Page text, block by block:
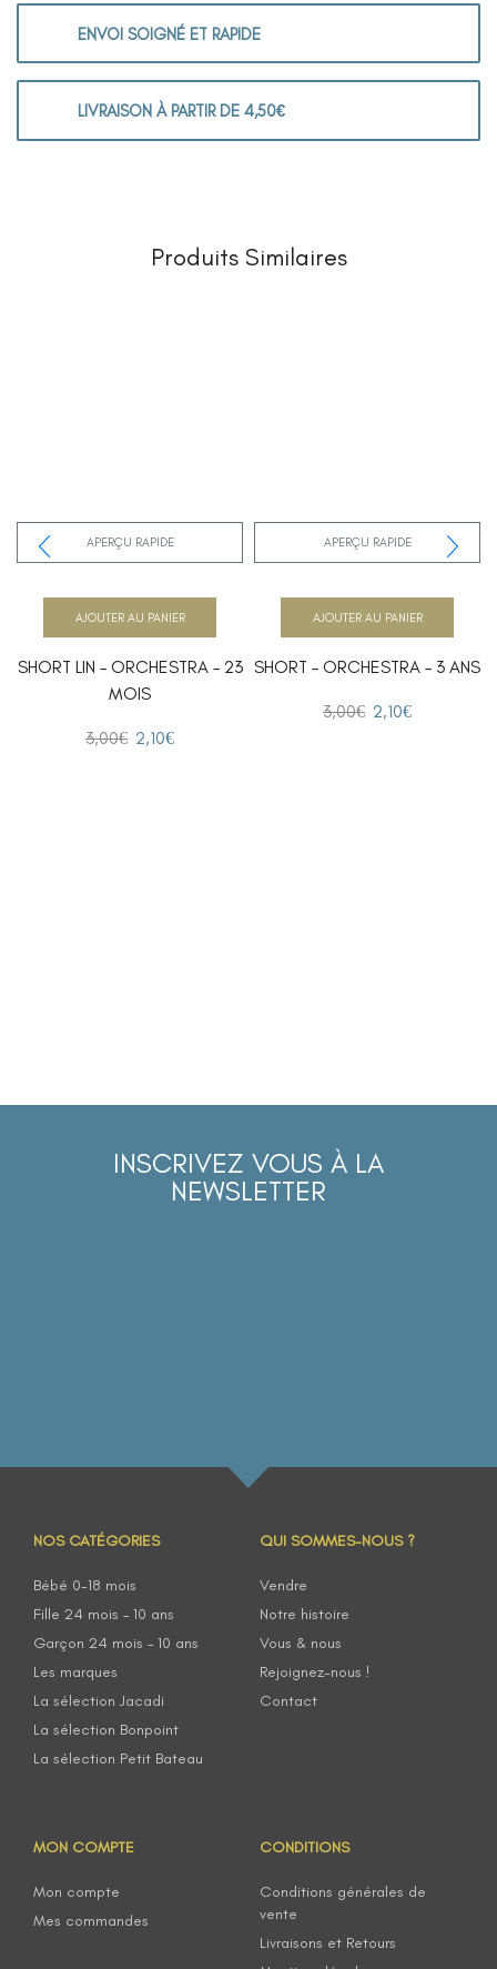
ENVOI SOIGNÉ ET RAPIDE
LIVRAISON À PARTIR DE 4,50€
Produits Similaires
APERÇU RAPIDE
SHORT LIN – ORCHESTRA – 23
MOIS
3,00€ 2,10€
AJOUTER AU PANIER
APERÇU RAPIDE
SHORT – ORCHESTRA – 3 ANS
3,00€ 2,10€
AJOUTER AU PANIER
INSCRIVEZ VOUS À LA
NEWSLETTER
NOS CATÉGORIES
Bébé 0-18 mois
Fille 24 mois – 10 ans
Garçon 24 mois – 10 ans
Les marques
La sélection Jacadi
La sélection Bonpoint
La sélection Petit Bateau
QUI SOMMES-NOUS ?
Vendre
Notre histoire
Vous & nous
Rejoignez-nous !
Contact
MON COMPTE
Mon compte
Mes commandes
CONDITIONS
Conditions générales de
vente
Livraisons et Retours